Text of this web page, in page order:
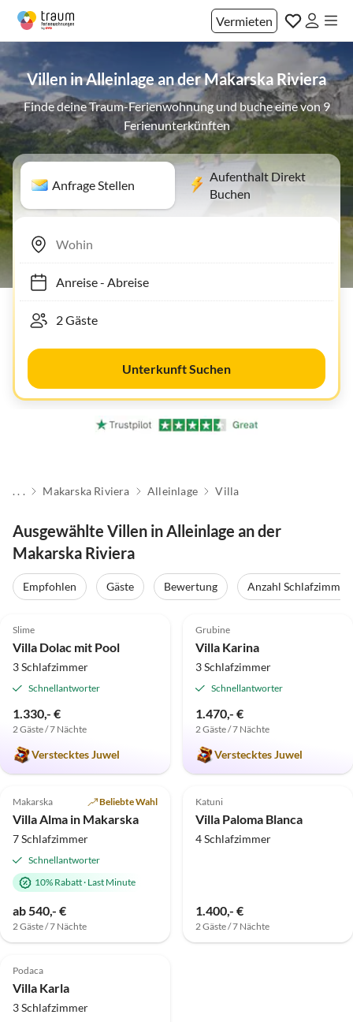
Vermieten
Villen in Alleinlage an der Makarska Riviera
Finde deine Traum-Ferienwohnung und buche eine von 9
Ferienunterkünften
Anfrage Stellen
Aufenthalt Direkt
Buchen
Anreise- Abreise
Unterkunft Suchen
. . . Makarska Riviera Alleinlage Villa
Ausgewählte Villen in Alleinlage an der
Makarska Riviera
Empfohlen Gäste Bewertung
Anzahl Schlafzimmer
Slime
Villa Dolac mit Pool
3 Schlafzimmer
Schnellantworter
1.330,- €
2 Gäste / 7 Nächte
Verstecktes Juwel
Grubine
Villa Karina
3 Schlafzimmer
Schnellantworter
1.470,- €
2 Gäste / 7 Nächte
Verstecktes Juwel
5.0 (4)
Makarska Beliebte Wahl
Villa Alma in Makarska
7 Schlafzimmer
Schnellantworter
10% Rabatt· Last Minute
ab 540,- €
2 Gäste / 7 Nächte
Katuni
Villa Paloma Blanca
4 Schlafzimmer
1.400,- €
2 Gäste / 7 Nächte
Podaca
Villa Karla
3 Schlafzimmer